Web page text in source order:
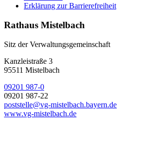
Erklärung zur Barrierefreiheit
Rathaus Mistelbach
Sitz der Verwaltungsgemeinschaft
Kanzleistraße 3
95511 Mistelbach
09201 987-0
09201 987-22
poststelle@vg-mistelbach.bayern.de
www.vg-mistelbach.de